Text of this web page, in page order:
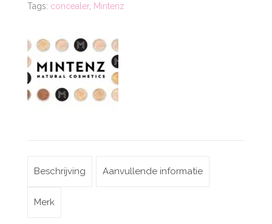
Tags: concealer, Mintenz
Beschrijving Aanvullende informatie
Merk